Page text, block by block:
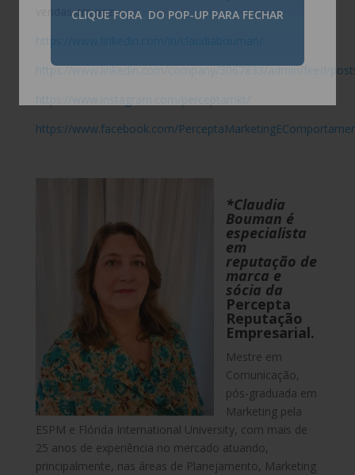
CLIQUE FORA DO POP-UP PARA FECHAR
vendas em paz.
https://www.linkedin.com/company/3067833/admin/feed/
https://www.facebook.com/
*Claudia
Bouman é
especialista
em
reputação de
marca e
sócia da
Percepta
Reputação
Empresarial.
Mestre em
Comunicação,
pós-graduada em
Marketing pela
ESPM e Flórida International University, com mais de
25 anos de experiência no mercado atuando,
principalmente, nas áreas de Planejamento, Marketing